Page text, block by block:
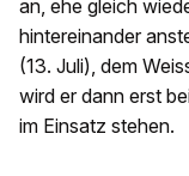
an, ehe gleich
hintereinander
(13. Juli), dem
wird er dann erst
im Einsatz stehen.